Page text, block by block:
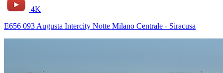
4K
E656 093 Augusta Intercity Notte Milano Centrale - Siracusa